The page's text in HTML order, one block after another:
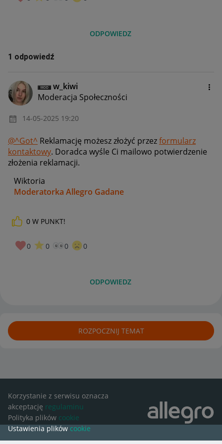
ODPOWIEDZ
1 odpowiedź
w_kiwi
Moderacja Społeczności
‎14-05-2025 19:20
@^Got^ Reklamację możesz złożyć przezformularz
kontaktowy. Doradca wyśle Ci mailowo potwierdzenie
złożenia reklamacji.
Wiktoria
Moderatorka Allegro Gadane
0 W PUNKT!
0 0 0 0
ODPOWIEDZ
ROZPOCZNIJ TEMAT
Korzystanie z serwisu oznacza
akceptację regulaminu
Polityka plików cookie
Ustawienia plików cookie